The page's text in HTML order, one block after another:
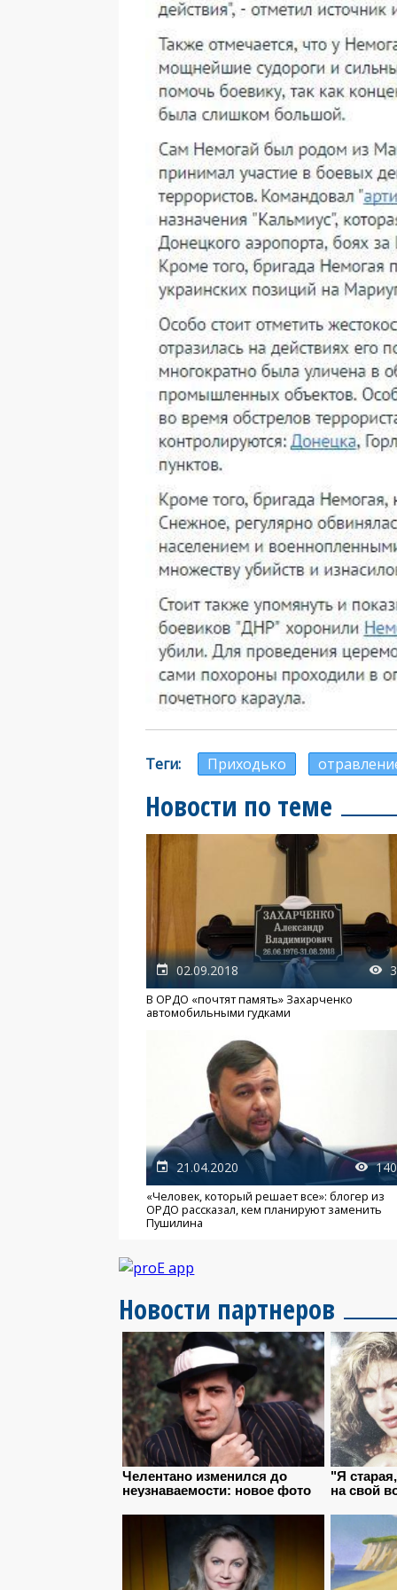
Теги Приходько
Новости по теме
02.09.2018
В ОРДО «почтят память» Захарченко
автомобильными гудками
21.04.2020
«Человек, который решает все»: блогер из
ОРДО рассказал, кем планируют заменить
Пушилина
Новости партнеров